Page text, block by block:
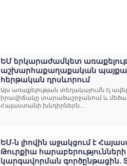
ԵՄ երկարաժամկետ
աշխարհաքաղաքական
հերթական դրսևորում
Այս առաքելության տեղակայումն էլ
իրավիճակը տարածաշրջանում և
Հայաստանի խնդիրներն...
ԵՄ-ն լիովին աջակցում է
Թուրքիա հարաբերությունների
կարգավորման գործընթացին.